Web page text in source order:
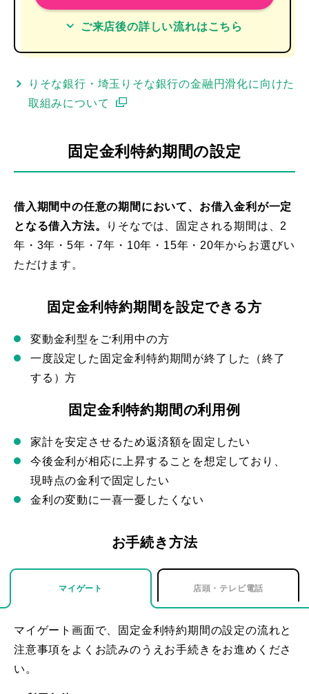
ご来店後の詳しい流れはこちら
りそな銀行・埼玉りそな銀行の金融円滑化に向けた
取組みについて
固定金利特約期間の設定
借入期間中の任意の期間において、お借入金利が一定
となる借入方法。
りそなでは、固定される期間は、2
年・3年・5年・7年・10年・15年・20年からお選びい
ただけます。
固定金利特約期間を設定できる方
変動金利型をご利用中の方
一度設定した固定金利特約期間が終了した（終了
する）方
固定金利特約期間の利用例
家計を安定させるため返済額を固定したい
今後金利が相応に上昇することを想定しており、
現時点の金利で固定したい
金利の変動に一喜一憂したくない
お手続き方法
マイゲート 店頭・テレビ電話
マイゲート画面で、固定金利特約期間の設定の流れと
注意事項をよくお読みのうえお手続きをお進めくださ
い。